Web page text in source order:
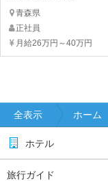
青森県
正社員
月給26万円～40万円
全表示 ホーム
ホテル
旅行ガイド